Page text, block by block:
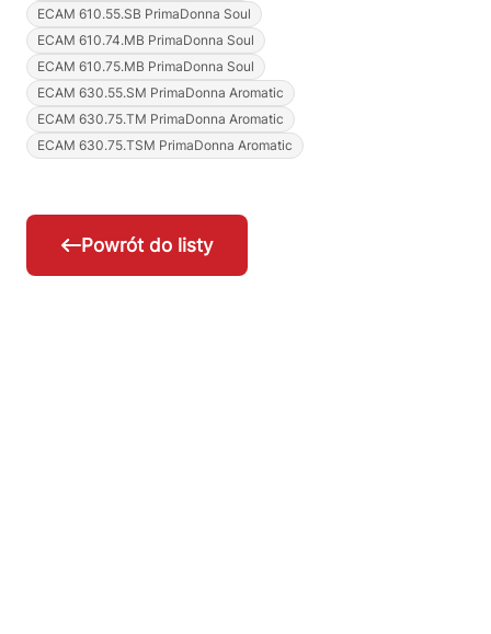
ECAM 610.55.SB PrimaDonna Soul
ECAM 610.74.MB PrimaDonna Soul
ECAM 610.75.MB PrimaDonna Soul
ECAM 630.55.SM PrimaDonna Aromatic
ECAM 630.75.TM PrimaDonna Aromatic
ECAM 630.75.TSM PrimaDonna Aromatic
Powrót do listy